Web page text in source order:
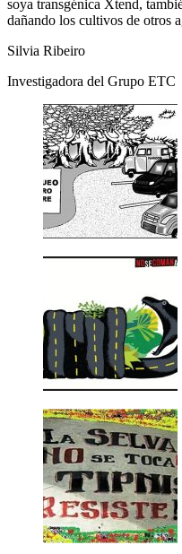
soya transgénica Xtend,
dañando los cultivos de otros
Silvia Ribeiro
Investigadora del Grupo ETC